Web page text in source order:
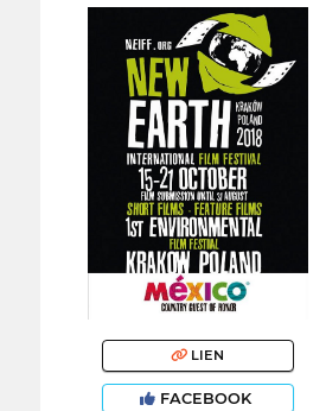
LIEN
FACEBOOK